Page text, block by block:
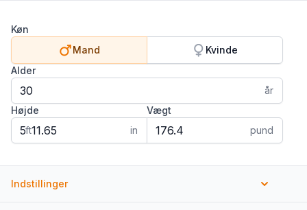
Køn
Mand
Kvinde
Alder
år
Højde
ft
in
Vægt
pund
Indstillinger